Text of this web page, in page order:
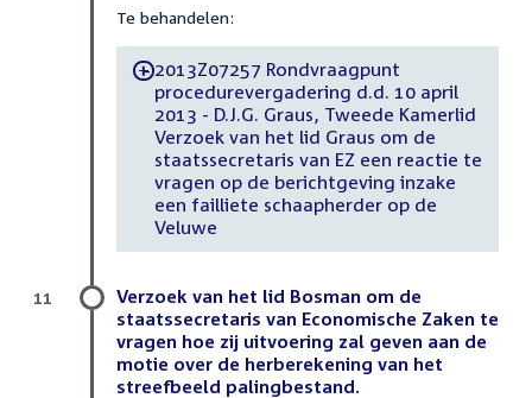
Te behandelen:
-2013Z07257 Rondvraagpunt
procedurevergadering d.d. 10 april
2013 - D.J.G. Graus, Tweede Kamerlid
Verzoek van het lid Graus om de
staatssecretaris van EZ een reactie te
vragen op de berichtgeving inzake
een failliete schaapherder op de
Veluwe
Verzoek van het lid Bosman om de
staatssecretaris van Economische Zaken te
vragen hoe zij uitvoering zal geven aan de
motie over de herberekening van het
streefbeeld palingbestand.
11